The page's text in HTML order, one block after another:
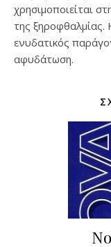
χρησιμοποιείται
της ξηροφθαλμίας.
ενυδατικός
αφυδάτωση.